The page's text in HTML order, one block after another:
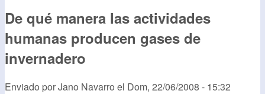
De qué manera las actividades
humanas producen gases de
invernadero
Enviado porJano Navarro el Dom, 22/06/2008 - 15:32